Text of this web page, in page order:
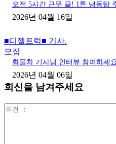
오전 5시간 근무 끝! 1톤 냉동탑
2026년 04월 16일
■디젤트럭■ 기사.
모집
화물차 기사님 인터뷰 참여하세
2026년 04월 06일
회신을 남겨주세요